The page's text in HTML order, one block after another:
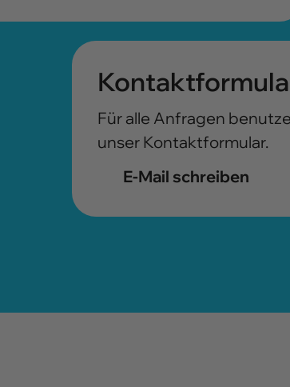
Für alle Anfragen
unser Kontaktformular.
E-Mail schreiben